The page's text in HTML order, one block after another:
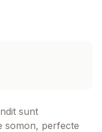
sunt
somon, perfecte